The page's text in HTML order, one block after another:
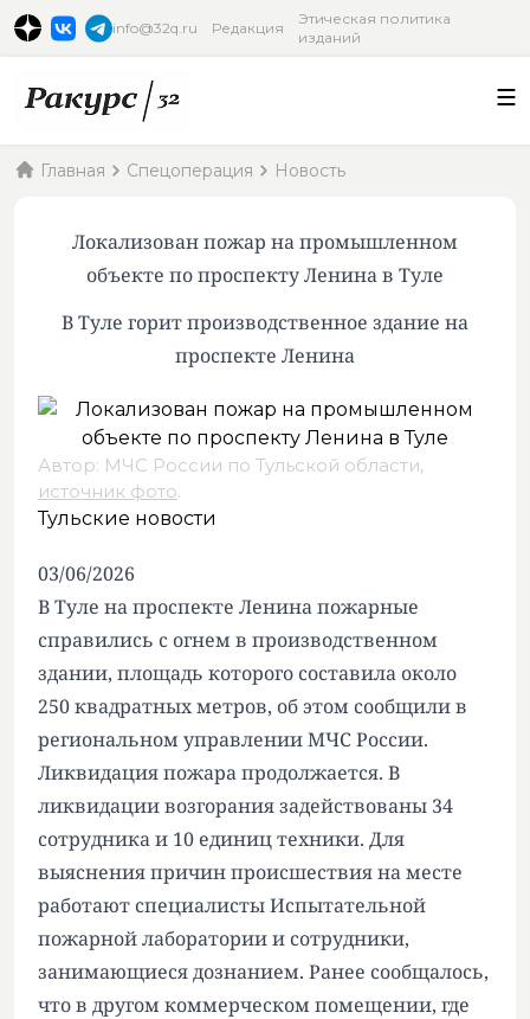
info@32q.ru Редакция
Этическая политика
изданий
Главная Спецоперация Новость
Локализован пожар на промышленном
объекте по проспекту Ленина в Туле
В Туле горит производственное здание на
проспекте Ленина
Автор: МЧС России по Тульской области,
источник фото.
Тульские новости
03/06/2026
В Туле на проспекте Ленина пожарные
справились с огнем в производственном
здании, площадь которого составила около
250 квадратных метров, об этом сообщили в
региональном управлении МЧС России.
Ликвидация пожара продолжается. В
ликвидации возгорания задействованы 34
сотрудника и 10 единиц техники. Для
выяснения причин происшествия на месте
работают специалисты Испытательной
пожарной лаборатории и сотрудники,
занимающиеся дознанием. Ранее сообщалось,
что в другом коммерческом помещении, где